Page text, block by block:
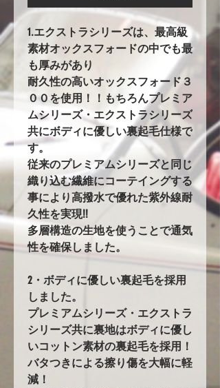
1.エクストラシリーズは、最高級
素材オックスフォードの中でも最
も厚みがあり
耐久性の高いオックスフォード３
００を使用！！もちろんプレミア
ムシリーズ・エクストラシリーズ
共にボディに優しい裏起毛仕様で
す。
従来のプレミアムシリーズと同じ
織り込む繊維にコーテイングする
事により高撥水で優れた紫外線耐
久性を実現!!
多層構造の生地を使うことで通気
性を確保しました。
2・ボディに優しい裏起毛を採用
しました。
プレミアムシリーズ・エクストラ
シリーズ共に裏地はボディに優し
いコットン素材の裏起毛を採用！
バタつきによる擦り傷を大幅に軽
減！